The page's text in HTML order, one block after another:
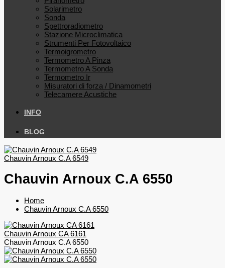
Solarimetro
Sonda
Spettroradiometro
Stazione Microclimatica
Strumenti Per Fotovoltaico
Termoigrometro
Termometro A Pinza
Termometro A Sonda
Termometro Ir
Misuratori di forza / Dinamometri
Telecamere Acustiche
INFO
BLOG
Chauvin Arnoux C.A 6549
Chauvin Arnoux C.A 6550
Home
Chauvin Arnoux C.A 6550
Chauvin Arnoux CA 6161
Chauvin Arnoux C.A 6550